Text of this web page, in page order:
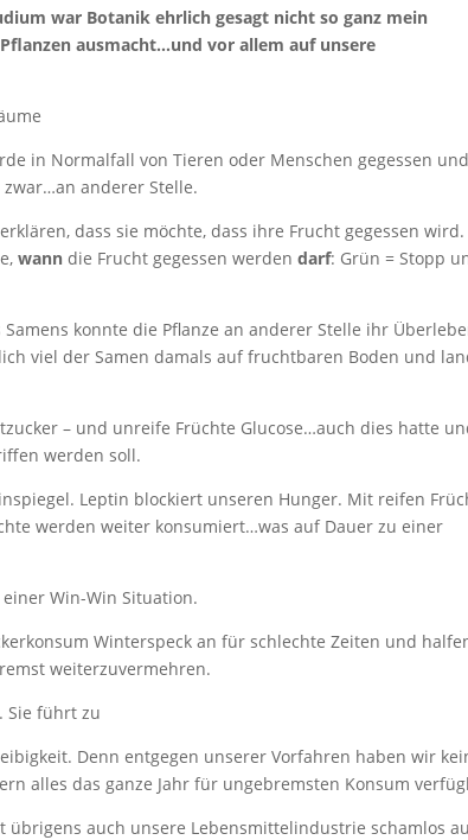
war Botanik ehrlich gesagt nicht so ganz mein
ausmacht…und vor allem auf unsere
in Normalfall von Tieren oder Menschen gegessen
anderer Stelle.
dass sie möchte, dass ihre Frucht gegessen wird.
wann die Frucht gegessen werdendarf: Grün = Stopp
konnte die Pflanze an anderer Stelle ihr
viel der Samen damals auf fruchtbaren Boden und
– und unreife Früchte Glucose…auch dies hatte
werden soll.
Leptin blockiert unseren Hunger. Mit reifen
werden weiter konsumiert…was auf Dauer zu einer
Win-Win Situation.
Winterspeck an für schlechte Zeiten und
weiterzuvermehren.
Sie führt zu
Denn entgegen unserer Vorfahren haben wir
alles das ganze Jahr für ungebremsten Konsum
auch unsere Lebensmittelindustrie schamlos